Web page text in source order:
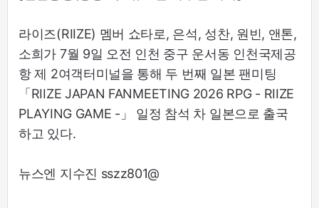
라이즈(RIIZE) 멤버 쇼타로, 은석, 성찬, 원빈, 앤톤,
소희가 7월 9일 오전 인천 중구 운서동 인천국제공
항 제 2여객터미널을 통해 두 번째 일본 팬미팅
「RIIZE JAPAN FANMEETING 2026 RPG - RIIZE
PLAYING GAME -」 일정 참석 차 일본으로 출국
하고 있다.
뉴스엔 지수진 sszz801@